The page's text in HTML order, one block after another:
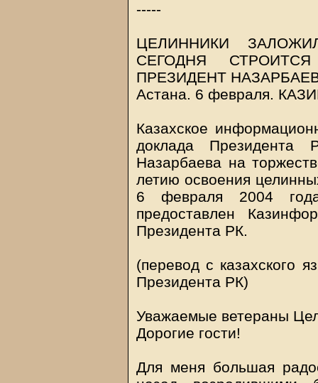
-----
ЦЕЛИННИКИ
СЕГОДНЯ
ПРЕЗИДЕНТ
Астана. 6 февраля.
Казахское
доклада Президента
Назарбаева на
летию освоения
6 февраля 2004
предоставлен
Президента РК.
(перевод с казахского
Президента РК)
Уважаемые ветераны
Дорогие гости!
Для меня большая